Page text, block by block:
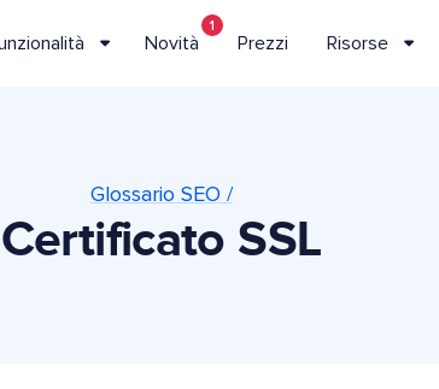
Novità
1
Prezzi Risorse
Glossario SEO /
Certificato SSL